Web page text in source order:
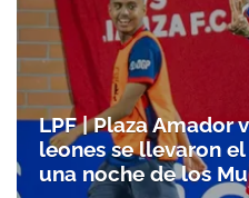
LPF | Plaza Amador
leones se llevaron
una noche de los